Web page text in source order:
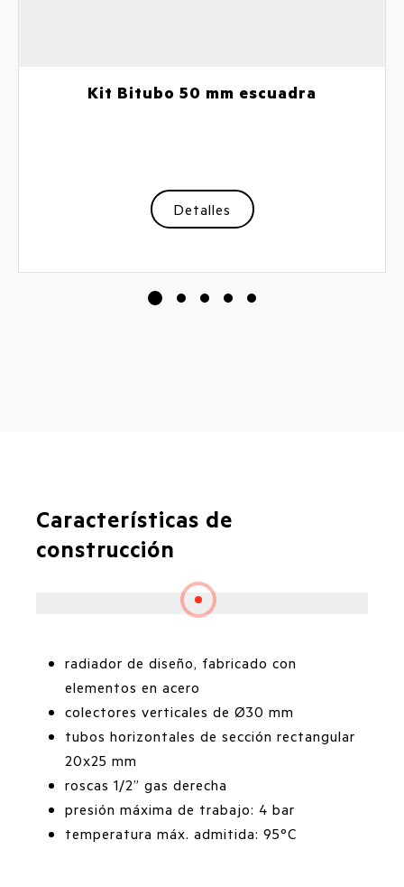
Kit Bitubo 50 mm escuadra
Detalles
Características de
construcción
radiador de diseño, fabricado con
elementos en acero
colectores verticales de Ø30 mm
tubos horizontales de sección rectangular
20x25 mm
roscas 1/2” gas derecha
presión máxima de trabajo: 4 bar
temperatura máx. admitida: 95ºC